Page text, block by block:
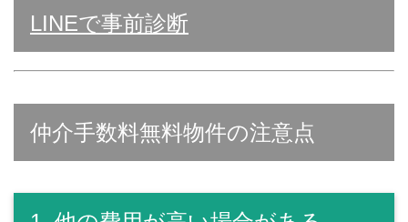
LINEで事前診断
仲介手数料無料物件の注意点